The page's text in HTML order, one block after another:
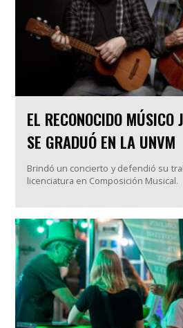
EL RECONOCIDO MÚSICO
SE GRADUÓ EN LA UNVM
Brindó un concierto y defendió su
licenciatura en Composición Musical.